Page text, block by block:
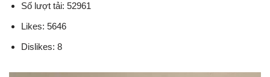
Số lượt tải: 52961
Likes: 5646
Dislikes: 8